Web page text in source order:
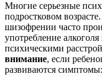
Многие серьезные
подростковом
шизофрении часто
употребление
психическими
внимание, если
развиваются симптомы: